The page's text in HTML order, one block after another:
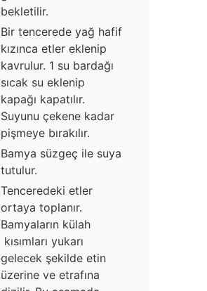
bekletilir.
Bir tencerede yağ hafif
kızınca etler eklenip
kavrulur. 1 su bardağı
sıcak su eklenip
kapağı kapatılır.
Suyunu çekene kadar
pişmeye bırakılır.
Bamya süzgeç ile suya
tutulur.
Tenceredeki etler
ortaya toplanır.
Bamyaların külah
kısımları yukarı
gelecek şekilde etin
üzerine ve etrafına